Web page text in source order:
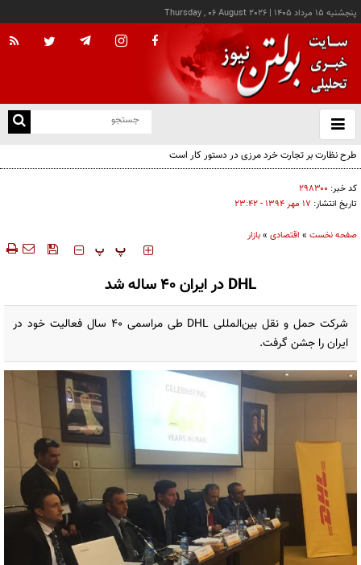
پنجشنبه ۱۵ مرداد ۱۴۰۵ |
Thursday , 06 August 2026
باز
و
طرح نظارت بر تجارت خرد مرزی در دستور کار است
کد خبر: ۲۹۸۳۰۰
تاریخ انتشار: ۱۷ مهر ۱۳۹۴ - ۲۳:۴۲
صفحه نخست » اقتصادی »بازار
‍‍‍ پ پ
DHL در ایران 40 ساله شد
شرکت حمل و نقل بین‌المللی DHL طی مراسمی 40 سال فعالیت خود در
ایران را جشن گرفت.